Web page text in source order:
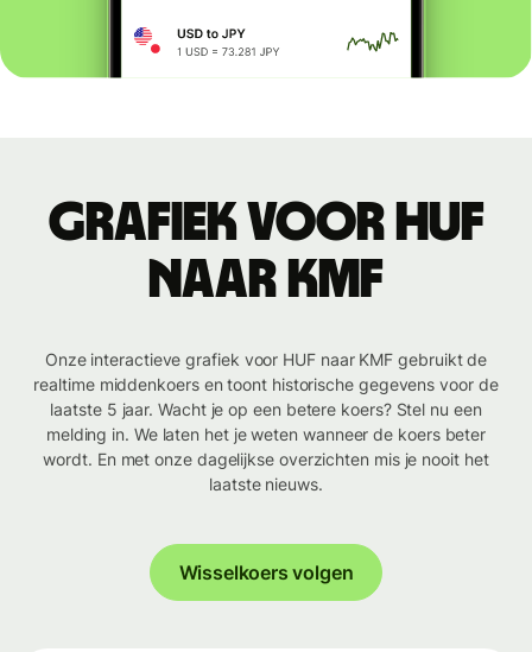
Grafiek voor HUF
naar KMF
Onze interactieve grafiek voor HUF naar KMF gebruikt de
realtime middenkoers en toont historische gegevens voor de
laatste 5 jaar. Wacht je op een betere koers? Stel nu een
melding in. We laten het je weten wanneer de koers beter
wordt. En met onze dagelijkse overzichten mis je nooit het
laatste nieuws.
Wisselkoers volgen